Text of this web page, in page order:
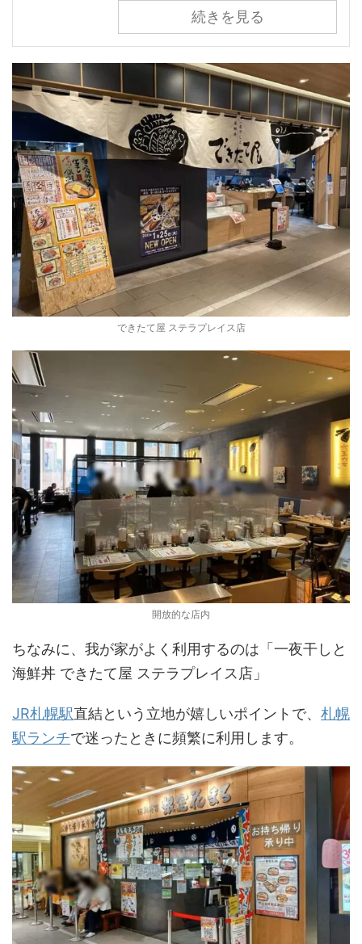
続きを見る
できたて屋 ステラプレイス店
開放的な店内
ちなみに、我が家がよく利用するのは「一夜干しと
海鮮丼 できたて屋 ステラプレイス店」
JR札幌駅直結という立地が嬉しいポイントで、 札幌
駅ランチで迷ったときに頻繁に利用します。